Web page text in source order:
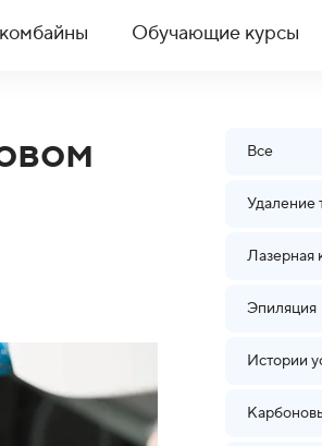
Обучающие курсы
Все
Удаление
Лазерная
Эпиляция
Истории